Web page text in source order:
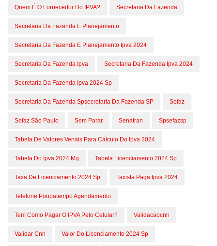
Quem É O Fornecedor Do IPVA? Secretaria Da Fazenda
Secretaria Da Fazenda E Planejamento
Secretaria Da Fazenda E Planejamento Ipva 2024
Secretaria Da Fazenda Ipva Secretaria Da Fazenda Ipva 2024
Secretaria Da Fazenda Ipva 2024 Sp
Secretaria Da Fazenda Spsecretaria Da Fazenda SP Sefaz
Sefaz São Paulo Sem Parar Senatran Spsefazsp
Tabela De Valores Venais Para Cálculo Do Ipva 2024
Tabela Do Ipva 2024 Mg Tabela Licenciamento 2024 Sp
Taxa De Licenciamento 2024 Sp Taxista Paga Ipva 2024
Telefone Poupatempo Agendamento
Tem Como Pagar O IPVA Pelo Celular? Validacaocnh
Validar Cnh Valor Do Licenciamento 2024 Sp